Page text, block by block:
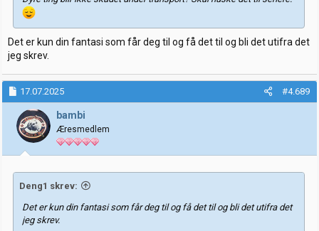
Det er kun din fantasi som får deg til og få det til og bli det utifra det
jeg skrev.
17.07.2025 #4.689
bambi
Æresmedlem
Deng1 skrev:
Det er kun din fantasi som får deg til og få det til og bli det utifra det
jeg skrev.